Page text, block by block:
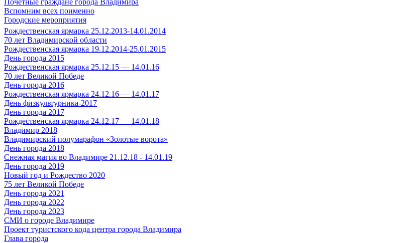
Почетные граждане города Владимира
Вспомним всех поименно
Городские мероприятия
Рождественская ярмарка 25.12.2013-14.01.2014
70 лет Владимирской области
Рождественская ярмарка 19.12.2014-25.01.2015
День города 2015
Рождественская ярмарка 25.12.15 — 14.01.16
70 лет Великой Победе
День города 2016
Рождественская ярмарка 24.12.16 — 14.01.17
День физкультурника-2017
День города 2017
Рождественская ярмарка 24.12.17 — 14.01.18
Владимир 2018
Владимирский полумарафон «Золотые ворота»
День города 2018
Снежная магия во Владимире 21.12.18 - 14.01.19
День города 2019
Новый год и Рождество 2020
75 лет Великой Победе
День города 2021
День города 2022
День города 2023
СМИ о городе Владимире
Проект туристского кода центра города Владимира
Глава города